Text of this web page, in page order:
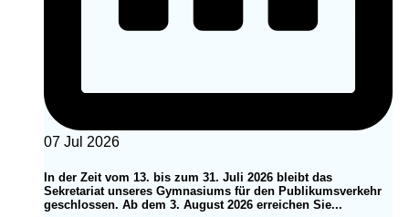
07 Jul 2026
In der Zeit vom 13. bis zum 31. Juli 2026 bleibt das
Sekretariat unseres Gymnasiums für den Publikumsverkehr
geschlossen. Ab dem 3. August 2026 erreichen Sie...